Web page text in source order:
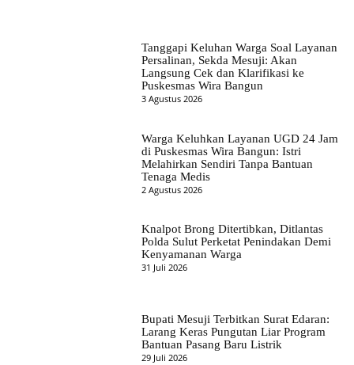
Tanggapi Keluhan Warga Soal Layanan
Persalinan, Sekda Mesuji: Akan
Langsung Cek dan Klarifikasi ke
Puskesmas Wira Bangun
3 Agustus 2026
Warga Keluhkan Layanan UGD 24 Jam
di Puskesmas Wira Bangun: Istri
Melahirkan Sendiri Tanpa Bantuan
Tenaga Medis
2 Agustus 2026
Knalpot Brong Ditertibkan, Ditlantas
Polda Sulut Perketat Penindakan Demi
Kenyamanan Warga
31 Juli 2026
Bupati Mesuji Terbitkan Surat Edaran:
Larang Keras Pungutan Liar Program
Bantuan Pasang Baru Listrik
29 Juli 2026